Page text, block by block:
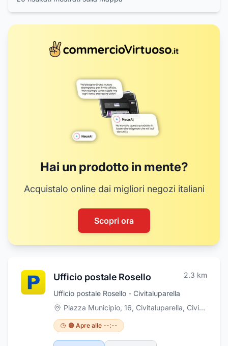
8
18
19
20
Hai un prodotto in mente?
Acquistalo online dai migliori negozi italiani
Scopri ora
Ufficio postale Rosello 2.3 km
Ufficio postale Rosello - Civitaluparella
Piazza Municipio, 16, Civitaluparella, Civitaluparella
🟠 Apre alle --:--